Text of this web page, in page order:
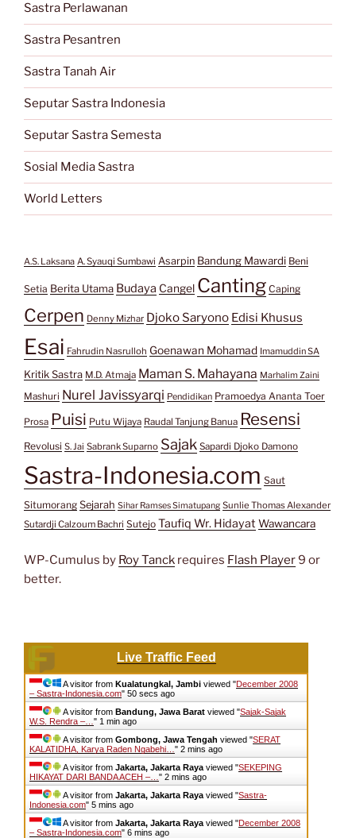
Sastra Perlawanan
Sastra Pesantren
Sastra Tanah Air
Seputar Sastra Indonesia
Seputar Sastra Semesta
Sosial Media Sastra
World Letters
A.S. Laksana A. Syauqi Sumbawi Asarpin Bandung Mawardi Beni
Setia Berita Utama Budaya Cangel Canting Caping
Cerpen Denny Mizhar Djoko Saryono Edisi Khusus
Esai Fahrudin Nasrulloh Goenawan Mohamad Imamuddin SA
Kritik Sastra M.D. Atmaja Maman S. Mahayana Marhalim Zaini
Mashuri Nurel Javissyarqi Pendidikan Pramoedya Ananta Toer
Prosa Puisi Putu Wijaya Raudal Tanjung Banua Resensi
Revolusi S. Jai Sabrank Suparno Sajak Sapardi Djoko Damono
Sastra-Indonesia.com Saut
Situmorang Sejarah Sihar Ramses Simatupang Sunlie Thomas Alexander
Sutardji Calzoum Bachri Sutejo Taufiq Wr. Hidayat Wawancara
WP-Cumulus by Roy Tanck requires Flash Player9 or
better.
Live Traffic Feed
A visitor from Kualatungkal, Jambi viewed "December 2008
– Sastra-Indonesia.com" 51 secs ago
A visitor from Bandung, Jawa Barat viewed "Sajak-Sajak
W.S. Rendra –… " 1 min ago
A visitor from Gombong, Jawa Tengah viewed "SERAT
KALATIDHA, Karya Raden Ngabehi… " 2 mins ago
A visitor from Jakarta, Jakarta Raya viewed "SEKEPING
HIKAYAT DARI BANDA ACEH –… " 2 mins ago
A visitor from Jakarta, Jakarta Raya viewed "Sastra-
Indonesia.com" 5 mins ago
A visitor from Jakarta, Jakarta Raya viewed "December 2008
– Sastra-Indonesia.com" 6 mins ago